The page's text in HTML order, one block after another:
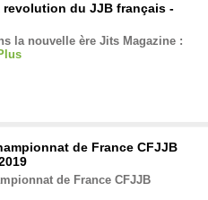
revolution du JJB français -
la nouvelle ère Jits Magazine :
de France CFJJB
de France CFJJB